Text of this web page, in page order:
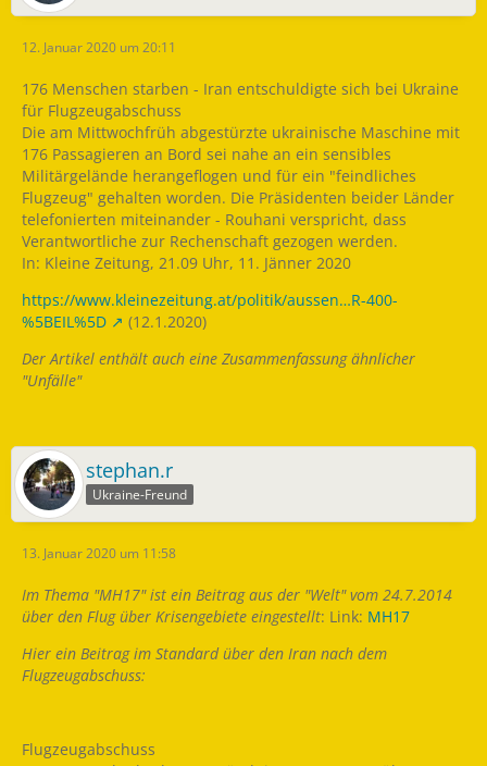
12. Januar 2020 um 20:11
176 Menschen starben - Iran entschuldigte sich bei Ukraine
für Flugzeugabschuss
Die am Mittwochfrüh abgestürzte ukrainische Maschine mit
176 Passagieren an Bord sei nahe an ein sensibles
Militärgelände herangeflogen und für ein "feindliches
Flugzeug" gehalten worden. Die Präsidenten beider Länder
telefonierten miteinander - Rouhani verspricht, dass
Verantwortliche zur Rechenschaft gezogen werden.
In: Kleine Zeitung, 21.09 Uhr, 11. Jänner 2020
https://www.kleinezeitung.at/politik/aussen…R-400-
%5BEIL%5D
(12.1.2020)
Der Artikel enthält auch eine Zusammenfassung ähnlicher
"Unfälle"
stephan.r
Ukraine-Freund
13. Januar 2020 um 11:58
Im Thema "MH17" ist ein Beitrag aus der "Welt" vom 24.7.2014
über den Flug über Krisengebiete eingestellt: Link: MH17
Hier ein Beitrag im Standard über den Iran nach dem
Flugzeugabschuss:
Flugzeugabschuss